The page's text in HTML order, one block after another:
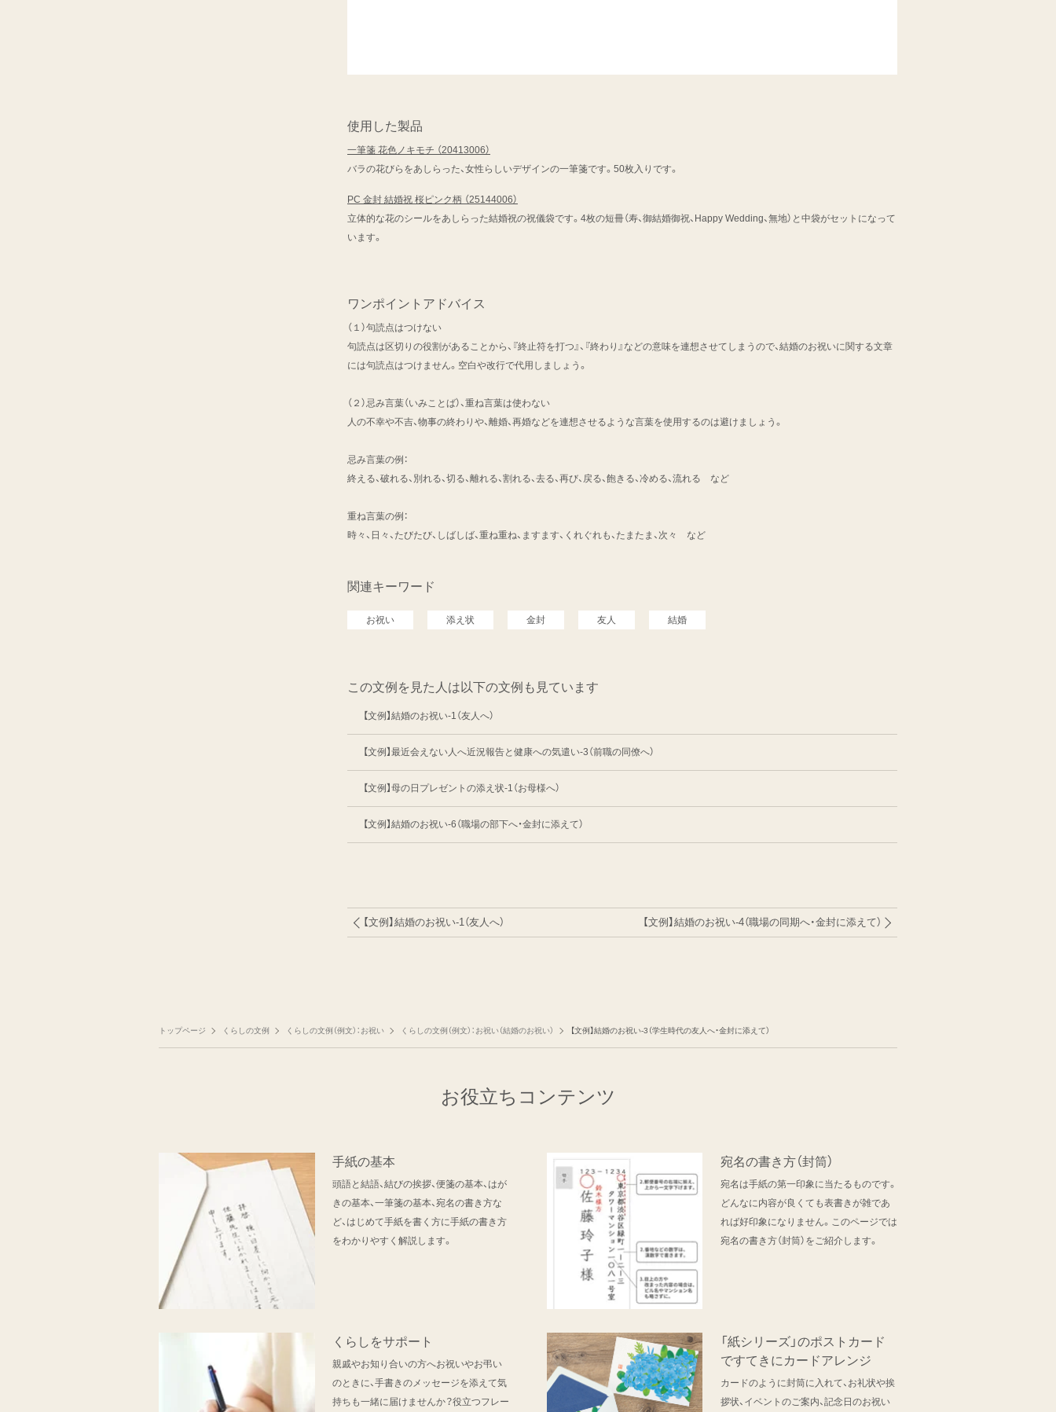
使用した製品
一筆箋 花色ノキモチ （20413006）
バラの花びらをあしらった、女性らしいデザインの一筆箋です。50枚入りです。
PC 金封 結婚祝 桜ピンク柄 （25144006）
立体的な花のシールをあしらった結婚祝の祝儀袋です。4枚の短冊（寿、御結婚御祝、Happy Wedding、無地）と中袋がセットになって
います。
ワンポイントアドバイス
（１）句読点はつけない
句読点は区切りの役割があることから、『終止符を打つ』、『終わり』などの意味を連想させてしまうので、結婚のお祝いに関する文章
には句読点はつけません。空白や改行で代用しましょう。
（２）忌み言葉（いみことば）、重ね言葉は使わない
人の不幸や不吉、物事の終わりや、離婚、再婚などを連想させるような言葉を使用するのは避けましょう。
忌み言葉の例：
終える、破れる、別れる、切る、離れる、割れる、去る、再び、戻る、飽きる、冷める、流れる など
重ね言葉の例：
時々、日々、たびたび、しばしば、重ね重ね、ますます、くれぐれも、たまたま、次々 など
関連キーワード
お祝い 添え状 金封 友人 結婚
この文例を見た人は以下の文例も見ています
【文例】結婚のお祝い-1（友人へ）
【文例】最近会えない人へ近況報告と健康への気遣い-3（前職の同僚へ）
【文例】母の日プレゼントの添え状-1（お母様へ）
【文例】結婚のお祝い-6（職場の部下へ・金封に添えて）
【文例】結婚のお祝い-1（友人へ） 【文例】結婚のお祝い-4（職場の同期へ・金封に添えて）
トップページ くらしの文例 くらしの文例（例文）：お祝い くらしの文例（例文）：お祝い（結婚のお祝い） 【文例】結婚のお祝い-3（学生時代の友人へ・金封に添えて）
お役立ちコンテンツ
手紙の基本
頭語と結語、結びの挨拶、便箋の基本、はが
きの基本、一筆箋の基本、宛名の書き方な
ど、はじめて手紙を書く方に手紙の書き方
をわかりやすく解説します。
宛名の書き方（封筒）
宛名は手紙の第一印象に当たるものです。
どんなに内容が良くても表書きが雑であ
れば好印象になりません。このページでは
宛名の書き方（封筒）をご紹介します。
くらしをサポート
親戚やお知り合いの方へお祝いやお弔い
のときに、手書きのメッセージを添えて気
持ちも一緒に届けませんか？役立つフレー
「紙シリーズ」のポストカード
ですてきにカードアレンジ
カードのように封筒に入れて、お礼状や挨
拶状、イベントのご案内、記念日のお祝い